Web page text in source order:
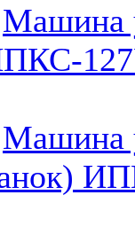
Машина
Машина